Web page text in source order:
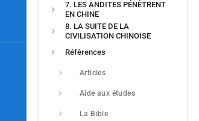
7. LES ANDITES PÉNÈTRENT
EN CHINE
8. LA SUITE DE LA
CIVILISATION CHINOISE
Références
Articles
Aide aux études
La Bible